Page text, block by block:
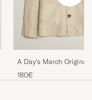
A Day's March Original
Overshirt Oyster
180€